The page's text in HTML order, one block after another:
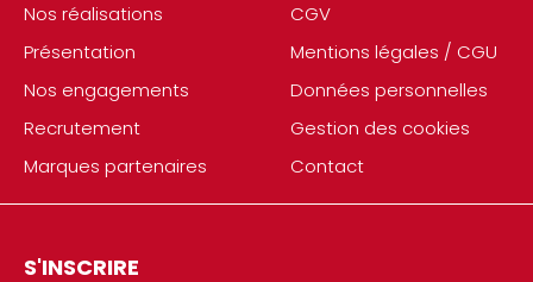
Nos réalisations
Présentation
Nos engagements
Recrutement
Marques partenaires
CGV
Mentions légales / CGU
Données personnelles
Gestion des cookies
Contact
S'INSCRIRE